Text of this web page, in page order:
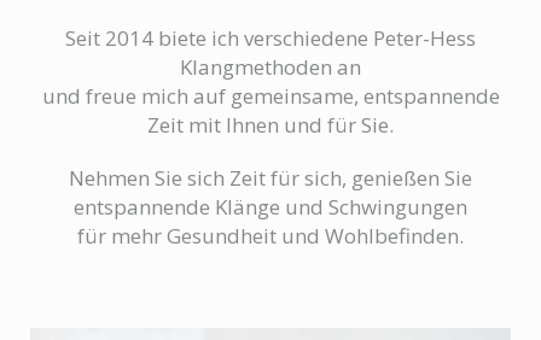
Seit 2014 biete ich verschiedene Peter-Hess
Klangmethoden an
und freue mich auf gemeinsame, entspannende
Zeit mit Ihnen und für Sie.
Nehmen Sie sich Zeit für sich, genießen Sie
entspannende Klänge und Schwingungen
für mehr Gesundheit und Wohlbefinden.